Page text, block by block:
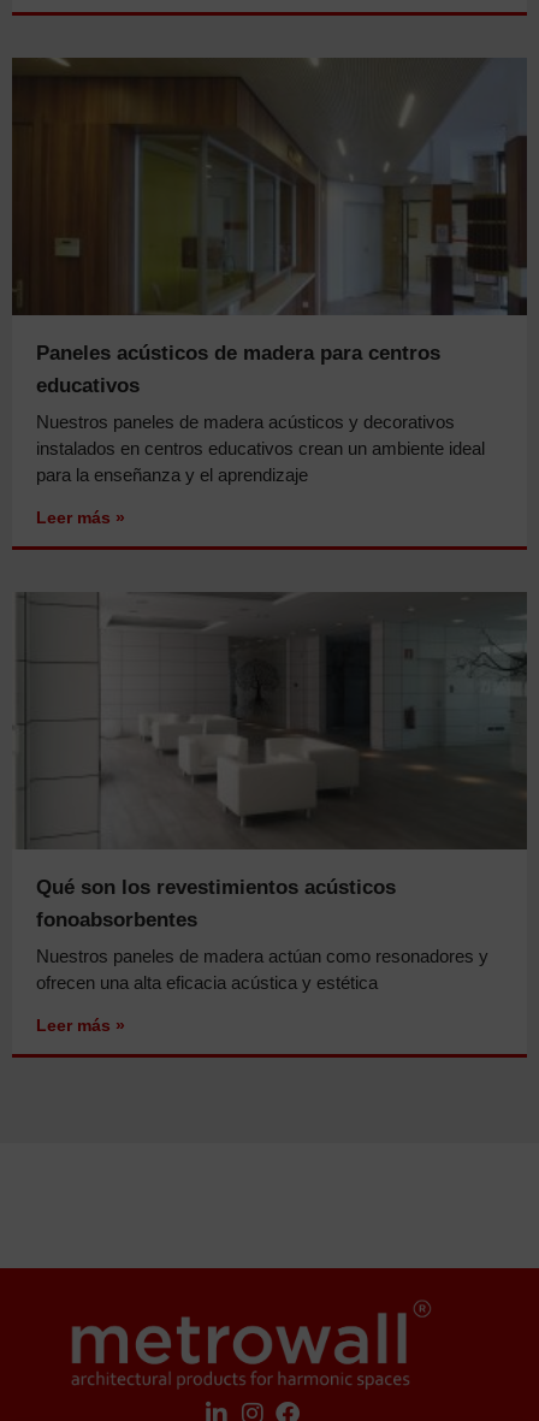
Paneles acústicos de madera para centros
educativos
Nuestros paneles de madera acústicos y decorativos
instalados en centros educativos crean un ambiente ideal
para la enseñanza y el aprendizaje
Leer más »
Qué son los revestimientos acústicos
fonoabsorbentes
Nuestros paneles de madera actúan como resonadores y
ofrecen una alta eficacia acústica y estética
Leer más »